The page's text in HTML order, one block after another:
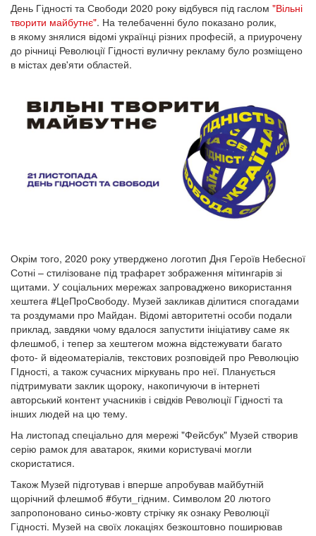
День Гідності та Свободи 2020 року відбувся під гаслом "Вільні
творити майбутнє". На телебаченні було показано ролик,
в якому знялися відомі українці різних професій, а приурочену
до річниці Революції Гідності вуличну рекламу було розміщено
в містах дев'яти областей.
Окрім того, 2020 року утверджено логотип Дня Героїв Небесної
Сотні – стилізоване під трафарет зображення мітингарів зі
щитами. У соціальних мережах запроваджено використання
хештега #ЦеПроСвободу. Музей закликав ділитися спогадами
та роздумами про Майдан. Відомі авторитетні особи подали
приклад, завдяки чому вдалося запустити ініціативу саме як
флешмоб, і тепер за хештегом можна відстежувати багато
фото- й відеоматеріалів, текстових розповідей про Революцію
ГІдності, а також сучасних міркувань про неї. Планується
підтримувати заклик щороку, накопичуючи в інтернеті
авторський контент учасників і свідків Революції Гідності та
інших людей на цю тему.
На листопад спеціально для мережі "Фейсбук" Музей створив
серію рамок для аватарок, якими користувачі могли
скористатися.
Також Музей підготував і вперше апробував майбутній
щорічний флешмоб #бути_гідним. Символом 20 лютого
запропоновано синьо-жовту стрічку як ознаку Революції
Гідності. Музей на своїх локаціях безкоштовно поширював